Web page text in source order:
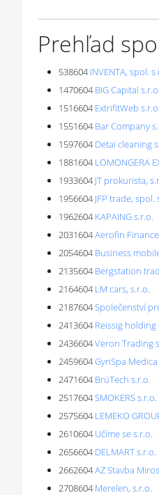
Prehľad
538604 INVENTA, spol. s
1470604 BIG Capital s.r.o.
1516604 ExtrifitWeb s.r.o.
1551604 Bar Company
1597604 Detai cleaning
1881604 LOMONGERA
1933604 JT prokurista,
1956604 JFP trade, spol.
1962604 KAPAING s.r.o.
2031604Aerofin
2054604 Business
2135604 Bergstation
2164604 LM cars, s.r.o.
2187604Společenství
2413604 Reissig
2436604Veron Trading
2459604GynSpa
2471604 BrüTech s.r.o.
2517604SMOKERS s.r.o.
2575604 LEMEKO
2610604 Učíme se s.r.o.
2656604 DELMART s.r.o.
2662604AZ Stavba
2708604 Merelen, s.r.o.